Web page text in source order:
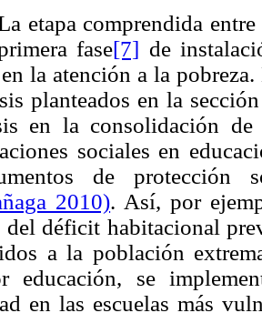
etapa comprendida
fase[7] de
la atención a la
planteados en la
en la consolidación
sociales en
de
2010). Así, por
del déficit habitacional
a la población
educación, se
en las escuelas más